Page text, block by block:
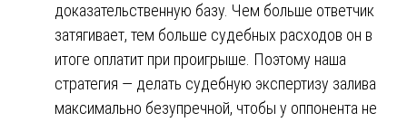
доказательственную базу. Чем больше ответчик
затягивает, тем больше судебных расходов он в
итоге оплатит при проигрыше. Поэтому наша
стратегия — делать судебную экспертизу залива
максимально безупречной, чтобы у оппонента не